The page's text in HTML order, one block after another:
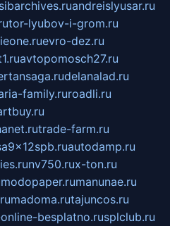
sibarchives.ruandreislyusar.ru
tor-lyubov-i-grom.ru
evro-dez.ru
avtopomosch27.ru
delanalad.ru
family.ruroadli.ru
trade-farm.ru
autodamp.ru
nv750.rux-ton.ru
modopaper.rumanunae.ru
madoma.rutajuncos.ru
besplatno.rusplclub.ru